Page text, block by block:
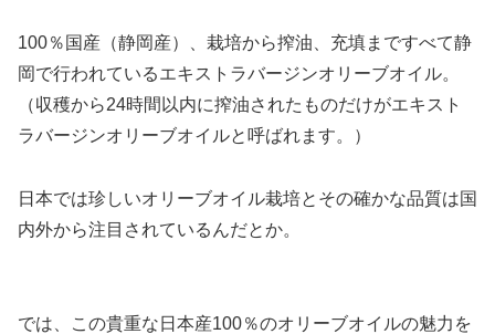
100％国産（静岡産）、栽培から搾油、充填まですべて静
岡で行われているエキストラバージンオリーブオイル。
（収穫から24時間以内に搾油されたものだけがエキスト
ラバージンオリーブオイルと呼ばれます。）
日本では珍しいオリーブオイル栽培とその確かな品質は国
内外から注目されているんだとか。
では、この貴重な日本産100％のオリーブオイルの魅力を